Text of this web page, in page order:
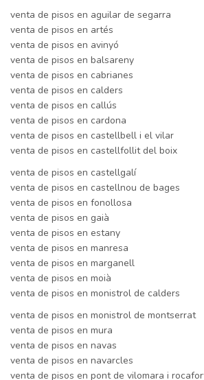
venta de pisos en aguilar de segarra
venta de pisos en artés
venta de pisos en avinyó
venta de pisos en balsareny
venta de pisos en cabrianes
venta de pisos en calders
venta de pisos en callús
venta de pisos en cardona
venta de pisos en castellbell i el vilar
venta de pisos en castellfollit del boix
venta de pisos en castellgalí
venta de pisos en castellnou de bages
venta de pisos en fonollosa
venta de pisos en gaià
venta de pisos en estany
venta de pisos en manresa
venta de pisos en marganell
venta de pisos en moià
venta de pisos en monistrol de calders
venta de pisos en monistrol de montserrat
venta de pisos en mura
venta de pisos en navas
venta de pisos en navarcles
venta de pisos en pont de vilomara i